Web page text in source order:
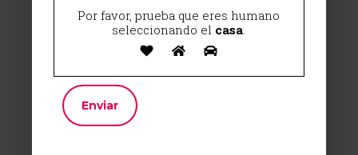
Por favor, prueba que eres humano
seleccionando el casa